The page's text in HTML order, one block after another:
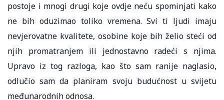
postoje i mnogi drugi koje ovdje neću spominjati kako
ne bih oduzimao toliko vremena. Svi ti ljudi imaju
nevjerovatne kvalitete, osobine koje bih želio steći od
njih promatranjem ili jednostavno radeći s njima.
Upravo iz tog razloga, kao što sam ranije naglasio,
odlučio sam da planiram svoju budućnost u svijetu
međunarodnih odnosa.